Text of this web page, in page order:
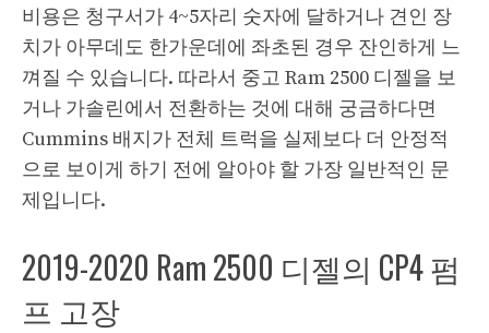
비용은 청구서가 4~5자리 숫자에 달하거나 견인 장
치가 아무데도 한가운데에 좌초된 경우 잔인하게 느
껴질 수 있습니다. 따라서 중고 Ram 2500 디젤을 보
거나 가솔린에서 전환하는 것에 대해 궁금하다면
Cummins 배지가 전체 트럭을 실제보다 더 안정적
으로 보이게 하기 전에 알아야 할 가장 일반적인 문
제입니다.
2019-2020 Ram 2500 디젤의 CP4 펌
프 고장